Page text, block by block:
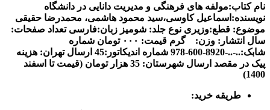
نام کتاب:مولفه های فرهنگی و مدیریت دانایی در دانشگاه
نويسنده:اسماعیل کاوسی،سید محمود هاشمی، محمدرضا حقیقی
موضوع: قطع:وزیری نوع جلد: شومیز زبان:فارسیتعداد صفحات:
سال انتشار: وزن: گرم قیمت: ۰۰۰ تومان
شماره
شابک:..-..-8920-600-978
شماره اندیکاتور:45
ارسال تهران: هزینه
پیک در مقصد
ارسال شهرستان: 35 هزار تومان (قیمت تا اسفند
1400)
طریقه خرید: